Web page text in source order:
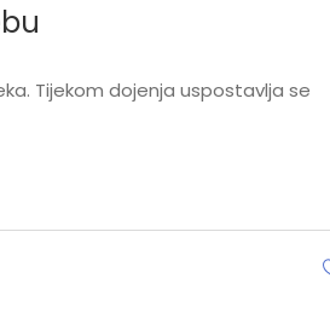
Tijekom dojenja uspostavlja se